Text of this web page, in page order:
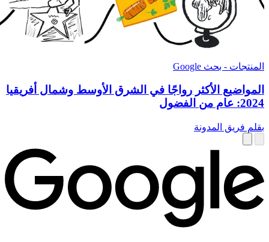
المنتجات - بحث Google
المواضيع الأكثر رواجًا في الشرق الأوسط وشمال أفريقيا
2024: عام من الفضول
بقلم فريق المدونة